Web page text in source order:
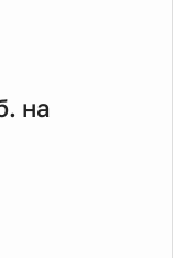
на